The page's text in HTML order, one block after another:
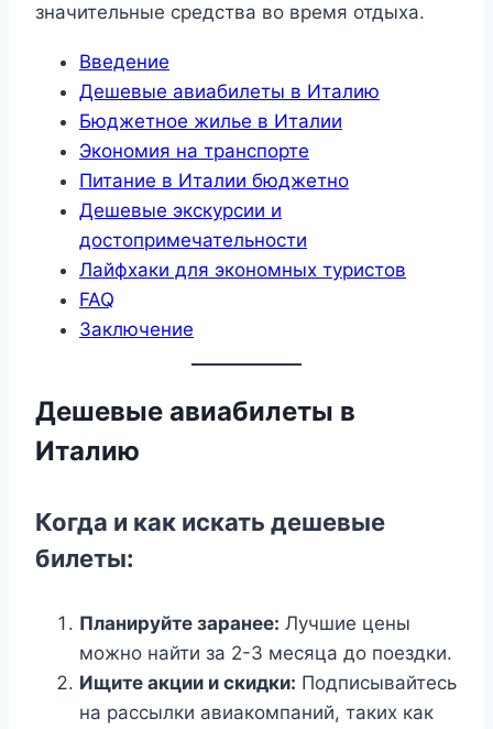
значительные средства во время отдыха.
Введение
Дешевые авиабилеты в Италию
Бюджетное жилье в Италии
Экономия на транспорте
Питание в Италии бюджетно
Дешевые экскурсии и
достопримечательности
Лайфхаки для экономных туристов
FAQ
Заключение
Дешевые авиабилеты в
Италию
Когда и как искать дешевые
билеты:
Планируйте заранее: Лучшие цены
можно найти за 2-3 месяца до поездки.
Ищите акции и скидки: Подписывайтесь
на рассылки авиакомпаний, таких как